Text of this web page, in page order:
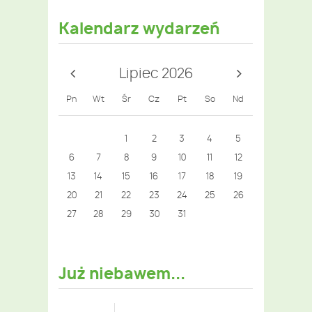
Kalendarz wydarzeń
Lipiec 2026
Pn Wt Śr Cz Pt So Nd
1 2 3 4 5
6 7 8 9 10 11 12
13 14 15 16 17 18 19
20 21 22 23 24 25 26
27 28 29 30 31
Już niebawem...